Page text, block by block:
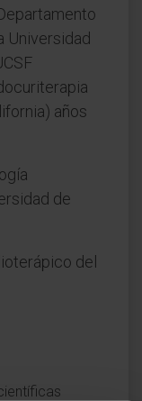
Universidad
años
de
del